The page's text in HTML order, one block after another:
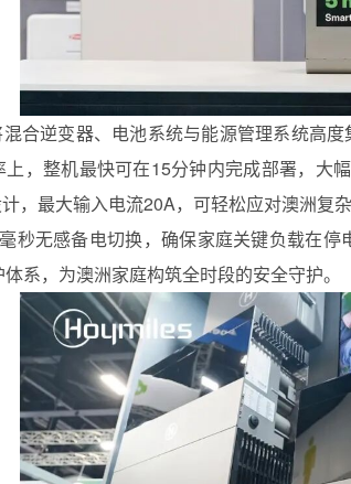
合逆变器、电池系统与能源管理系统高
上，整机最快可在15分钟内完成部署，大
，最大输入电流20A，可轻松应对澳洲复
秒无感备电切换，确保家庭关键负载在
系，为澳洲家庭构筑全时段的安全守护。